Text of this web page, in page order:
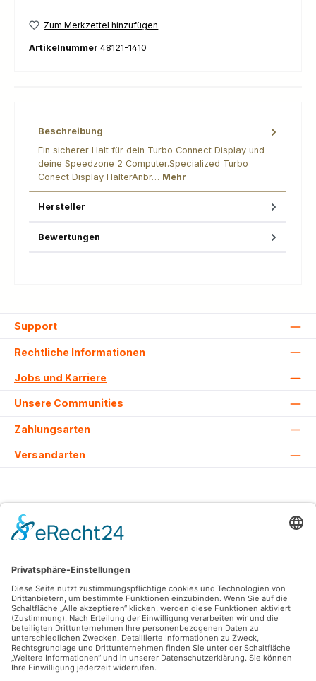
Zum Merkzettel hinzufügen
Artikelnummer 48121-1410
Beschreibung
Ein sicherer Halt für dein Turbo Connect Display und
deine Speedzone 2 Computer.Specialized Turbo
Conect Display HalterAnbr… Mehr
Hersteller
Bewertungen
Support
Rechtliche Informationen
Jobs und Karriere
Unsere Communities
Zahlungsarten
Versandarten
Alle Preise inkl. gesetzl. Mehrwertsteuer zzgl.
und ggf.
Nachnahmegebühren, wenn nicht anders angegeben.
© 2026 Lovehurts Bikes - Alle Rechte vorbehalten. Theme by